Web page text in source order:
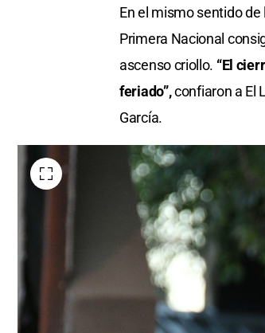
En el mismo sentido
Primera Nacional
ascenso criollo. “El
feriado”,confiaron a El
García.